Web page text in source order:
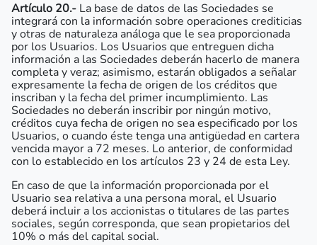
Artículo 20.- La base de datos de las Sociedades se
integrará con la información sobre operaciones crediticias
y otras de naturaleza análoga que le sea proporcionada
por los Usuarios. Los Usuarios que entreguen dicha
información a las Sociedades deberán hacerlo de manera
completa y veraz; asimismo, estarán obligados a señalar
expresamente la fecha de origen de los créditos que
inscriban y la fecha del primer incumplimiento. Las
Sociedades no deberán inscribir por ningún motivo,
créditos cuya fecha de origen no sea especificado por los
Usuarios, o cuando éste tenga una antigüedad en cartera
vencida mayor a 72 meses. Lo anterior, de conformidad
con lo establecido en los artículos 23 y 24 de esta Ley.
En caso de que la información proporcionada por el
Usuario sea relativa a una persona moral, el Usuario
deberá incluir a los accionistas o titulares de las partes
sociales, según corresponda, que sean propietarios del
10% o más del capital social.